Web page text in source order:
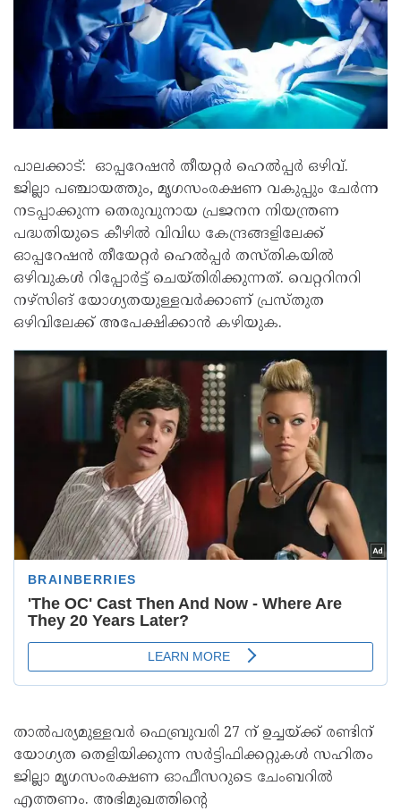
പാലക്കാട്: ഓപ്പറേഷന്‍ തീയറ്റര്‍ ഹെല്‍പ്പര്‍ ഒഴിവ്.
ജില്ലാ പഞ്ചായത്തും, മൃഗസംരക്ഷണ വകുപ്പും ചേര്‍ന്ന
നടപ്പാക്കുന്ന തെരുവുനായ പ്രജനന നിയന്ത്രണ
പദ്ധതിയുടെ കീഴില്‍ വിവിധ കേന്ദ്രങ്ങളിലേക്ക്
ഓപ്പറേഷന്‍ തീയേറ്റര്‍ ഹെല്‍പ്പര്‍ തസ്തികയില്‍
ഒഴിവുകൾ റിപ്പോർട്ട് ചെയ്തിരിക്കുന്നത്. വെറ്ററിനറി
നഴ്‌സിങ് യോഗ്യതയുള്ളവര്‍ക്കാണ് പ്രസ്തുത
ഒഴിവിലേക്ക് അപേക്ഷിക്കാൻ കഴിയുക.
താല്‍പര്യമുള്ളവര്‍ ഫെബ്രുവരി 27 ന് ഉച്ചയ്ക്ക് രണ്ടിന്
യോഗ്യത തെളിയിക്കുന്ന സര്‍ട്ടിഫിക്കറ്റുകള്‍ സഹിതം
ജില്ലാ മൃഗസംരക്ഷണ ഓഫീസറുടെ ചേംബറില്‍
എത്തണം. അഭിമുഖത്തിന്റെ